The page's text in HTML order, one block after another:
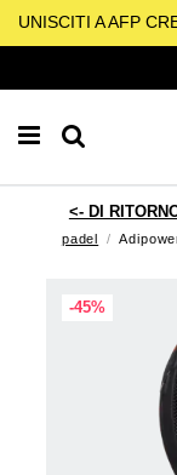
UNISCITI A AFP
padel
-45%